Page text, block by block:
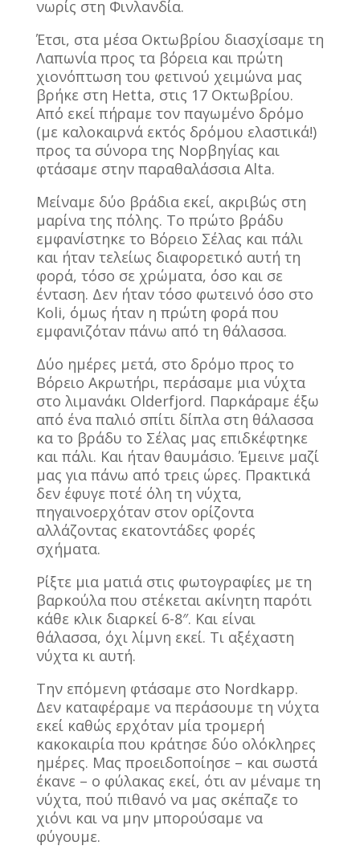
νωρίς στη Φινλανδία.
Έτσι, στα μέσα Οκτωβρίου διασχίσαμε τη
Λαπωνία προς τα βόρεια και πρώτη
χιονόπτωση του φετινού χειμώνα μας
βρήκε στη Hetta, στις 17 Οκτωβρίου.
Από εκεί πήραμε τον παγωμένο δρόμο
(με καλοκαιρνά εκτός δρόμου ελαστικά!)
προς τα σύνορα της Νορβηγίας και
φτάσαμε στην παραθαλάσσια Alta.
Μείναμε δύο βράδια εκεί, ακριβώς στη
μαρίνα της πόλης. Το πρώτο βράδυ
εμφανίστηκε το Βόρειο Σέλας και πάλι
και ήταν τελείως διαφορετικό αυτή τη
φορά, τόσο σε χρώματα, όσο και σε
ένταση. Δεν ήταν τόσο φωτεινό όσο στο
Koli, όμως ήταν η πρώτη φορά που
εμφανιζόταν πάνω από τη θάλασσα.
Δύο ημέρες μετά, στο δρόμο προς το
Βόρειο Ακρωτήρι, περάσαμε μια νύχτα
στο λιμανάκι Olderfjord. Παρκάραμε έξω
από ένα παλιό σπίτι δίπλα στη θάλασσα
κα το βράδυ το Σέλας μας επιδκέφτηκε
και πάλι. Και ήταν θαυμάσιο. Έμεινε μαζί
μας για πάνω από τρεις ώρες. Πρακτικά
δεν έφυγε ποτέ όλη τη νύχτα,
πηγαινοερχόταν στον ορίζοντα
αλλάζοντας εκατοντάδες φορές
σχήματα.
Ρίξτε μια ματιά στις φωτογραφίες με τη
βαρκούλα που στέκεται ακίνητη παρότι
κάθε κλικ διαρκεί 6-8″. Και είναι
θάλασσα, όχι λίμνη εκεί. Τι αξέχαστη
νύχτα κι αυτή.
Την επόμενη φτάσαμε στο Nordkapp.
Δεν καταφέραμε να περάσουμε τη νύχτα
εκεί καθώς ερχόταν μία τρομερή
κακοκαιρία που κράτησε δύο ολόκληρες
ημέρες. Μας προειδοποίησε – και σωστά
έκανε – ο φύλακας εκεί, ότι αν μέναμε τη
νύχτα, πού πιθανό να μας σκέπαζε το
χιόνι και να μην μπορούσαμε να
φύγουμε.